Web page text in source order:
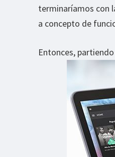
terminaríamos con
a concepto de
Entonces,